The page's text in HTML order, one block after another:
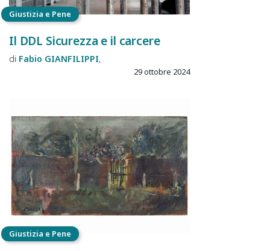
Giustizia e Pene
Il DDL Sicurezza e il carcere
Fabio GIANFILIPPI
29 ottobre 2024
Giustizia e Pene